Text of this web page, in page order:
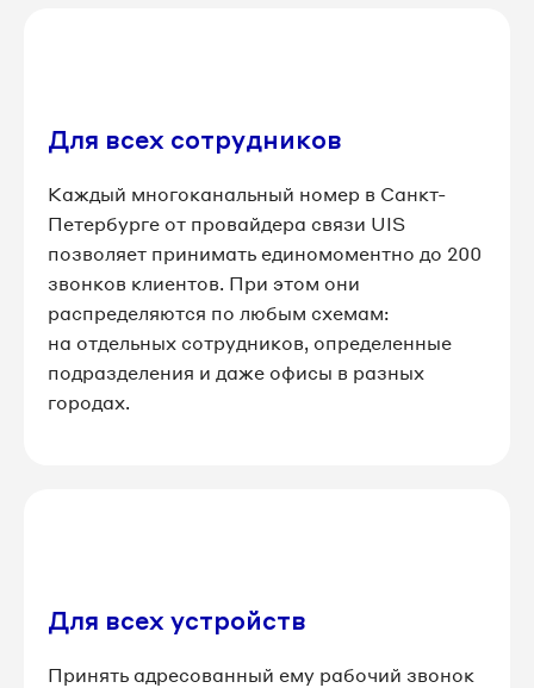
8 812 509-81-42
8 812 509-81-46
8 812 509-81-52
8 812 509-81-63
Для всех сотрудников
Каждый многоканальный номер в Санкт-
Петербурге от провайдера связи UIS
позволяет принимать единомоментно до 200
звонков клиентов. При этом они
распределяются по любым схемам:
на отдельных сотрудников, определенные
подразделения и даже офисы в разных
городах.
Для всех устройств
Принять адресованный ему рабочий звонок